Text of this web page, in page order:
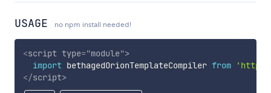
USAGE no npm install needed!
<script type="module">
import bethagedOrionTemplateCompiler from
</script>